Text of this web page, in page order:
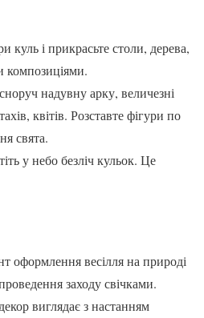
куль і прикрасьте столи, дерева,
композиціями.
надувну арку, величезні
квітів. Розставте фігури по
свята.
у небо безліч кульок. Це
оформлення весілля на природі
заходу свічками.
виглядає з настанням